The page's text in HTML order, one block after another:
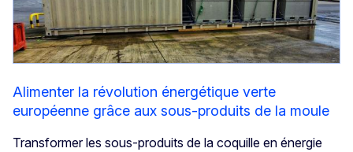
Alimenter la révolution énergétique verte
européenne grâce aux sous-produits de la moule
Transformer les sous-produits de la coquille en énergie